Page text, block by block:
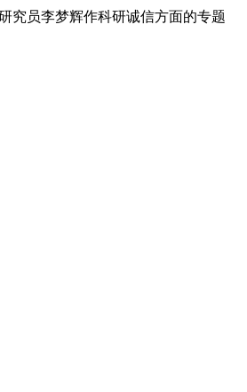
究员李梦辉作科研诚信方面的专题